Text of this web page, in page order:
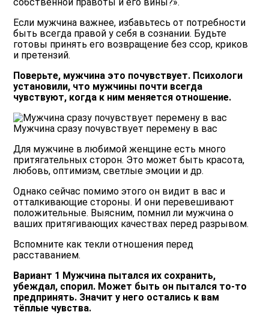
Если мужчина важнее, избавьтесь от потребности
быть всегда правой у себя в сознании. Будьте
готовы принять его возвращение без ссор, криков
и претензий.
Поверьте, мужчина это почувствует. Психологи
установили, что мужчины почти всегда
чувствуют, когда к ним меняется отношение.
Мужчина сразу почувствует перемену в вас
Для мужчине в любимой женщине есть много
притягательных сторон. Это может быть красота,
любовь, оптимизм, светлые эмоции и др.
Однако сейчас помимо этого он видит в вас и
отталкивающие стороны. И они перевешивают
положительные. Выясним, помнил ли мужчина о
ваших притягивающих качествах перед разрывом.
Вспомните как текли отношения перед
расставанием.
Вариант 1 Мужчина пытался их сохранить,
убеждал, спорил. Может быть он пытался то-то
предпринять. Значит у него остались к вам
тёплые чувства.